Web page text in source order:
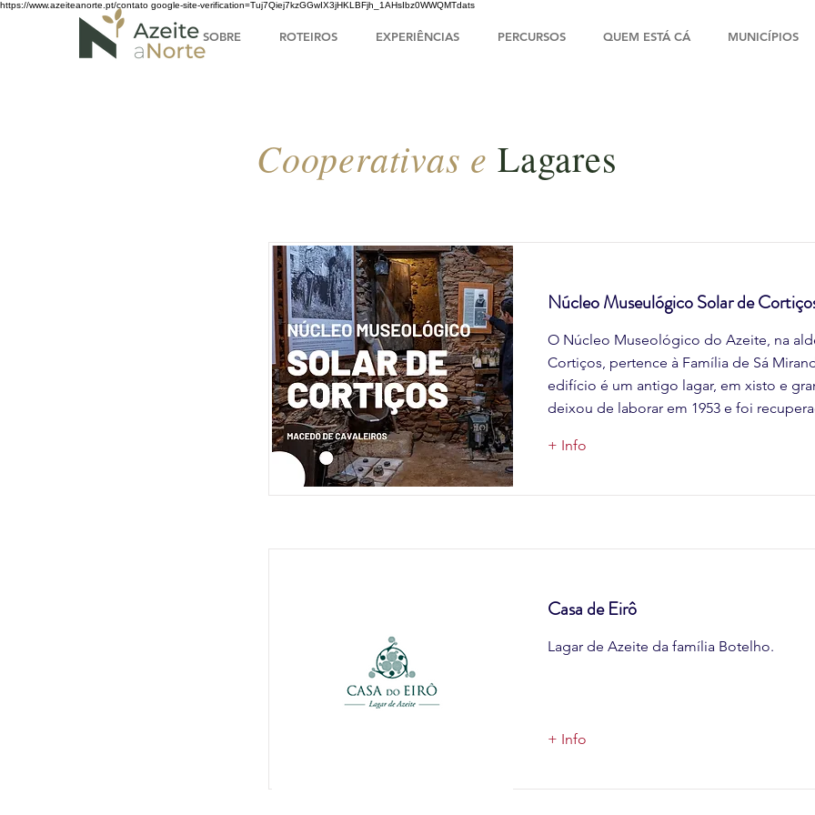
https://www.azeiteanorte.pt/contato google-site-verification=Tuj7Qiej7kzGGwIX3jHKLBFjh_1AHsIbz0WWQMTdats
SOBRE ROTEIROS EXPERIÊNCIAS PERCURSOS QUEM ESTÁ CÁ MUNICÍPIOS
Cooperativas e Lagares
Núcleo Museulógico Solar de
O Núcleo Museológico do Azeite, na
Cortiços, pertence à Família de Sá
edifício é um antigo lagar, em xisto e
deixou de laborar em 1953 e foi
+ Info
Casa de Eirô
Lagar de Azeite da família Botelho.
+ Info